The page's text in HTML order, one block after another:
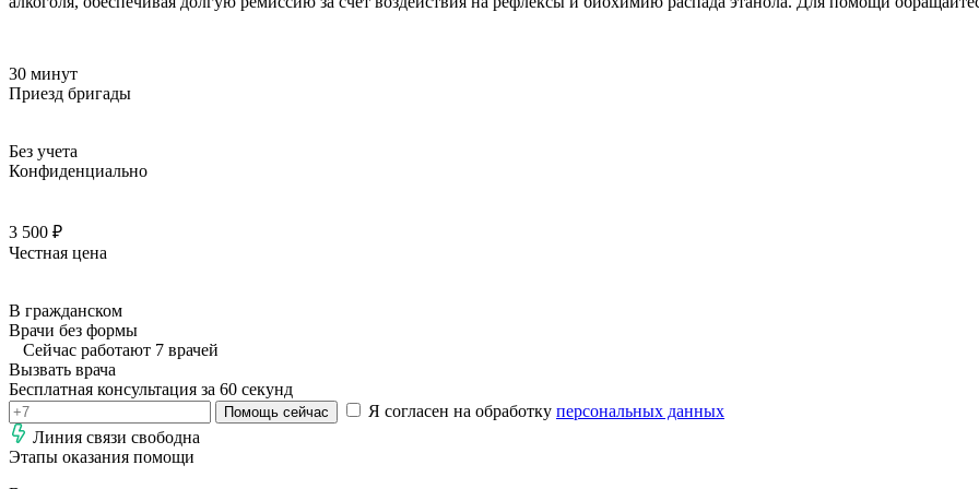
30 минут
Приезд бригады
Без учета
Конфиденциально
3 500 ₽
Честная цена
В гражданском
Врачи без формы
Сейчас работают 7 врачей
Вызвать врача
Бесплатная консультация за 60 секунд
Помощь сейчас Я согласен на обработку персональных данных
Линия связи свободна
Этапы оказания помощи